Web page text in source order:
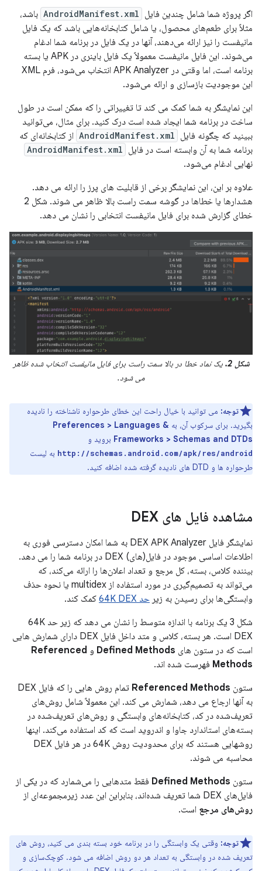
اگر پروژه شما شامل چندین فایل AndroidManifest.xml باشد،
مثلاً برای طعم‌های محصول، یا شامل کتابخانه‌هایی باشد که یک فایل
مانیفست را نیز ارائه می‌دهند، آنها در یک فایل در برنامه شما ادغام
می‌شوند. این فایل مانیفست معمولاً یک فایل باینری در APK یا بسته
برنامه است، اما وقتی در APK Analyzer انتخاب می‌شود، فرم XML
این موجودیت بازسازی و ارائه می‌شود.
این نمایشگر به شما کمک می کند تا تغییراتی را که ممکن است در طول
ساخت در برنامه شما ایجاد شده است درک کنید. برای مثال، می‌توانید
ببینید که چگونه فایل AndroidManifest.xml از کتابخانه‌ای که
برنامه شما به آن وابسته است در فایل AndroidManifest.xml
نهایی ادغام می‌شود.
علاوه بر این، این نمایشگر برخی از قابلیت های پرز را ارائه می دهد.
هشدارها یا خطاها در گوشه سمت راست بالا ظاهر می شوند. شکل 2
خطای گزارش شده برای فایل مانیفست انتخابی را نشان می دهد.
شکل 2.
یک نماد خطا در بالا سمت راست برای فایل مانیفست انتخاب شده ظاهر
می شود.
توجه: می توانید با خیال راحت این خطای طرحواره ناشناخته را نادیده
بگیرید. برای سرکوب آن، به Preferences > Languages ​​&
Frameworks > Schemas and DTDs بروید و
http://schemas.android.com/apk/res/android به لیست
طرحواره ها و DTD های نادیده گرفته شده اضافه کنید.
مشاهده فایل های DEX
نمایشگر فایل DEX APK Analyzer به شما امکان دسترسی فوری به
اطلاعات اساسی موجود در فایل(های) DEX در برنامه شما را می دهد.
بیننده کلاس، بسته، کل مرجع و تعداد اعلان‌ها را ارائه می‌کند، که
می‌تواند به تصمیم‌گیری در مورد استفاده از multidex یا نحوه حذف
وابستگی‌ها برای رسیدن به زیر حد 64K DEX
کمک کند.
شکل 3 یک برنامه با اندازه متوسط ​​را نشان می دهد که زیر حد 64K
DEX است. هر بسته، کلاس و متد داخل فایل DEX دارای شمارش هایی
است که در ستون های Defined Methods و Referenced
Methods فهرست شده اند.
ستون Referenced Methods
تمام روش هایی را که فایل DEX
به آنها ارجاع می دهد، شمارش می کند. این معمولاً شامل روش‌های
تعریف‌شده در کد، کتابخانه‌های وابستگی و روش‌های تعریف‌شده در
بسته‌های استاندارد جاوا و اندروید است که کد استفاده می‌کند. اینها
روشهایی هستند که برای محدودیت روش 64K در هر فایل DEX
محاسبه می شوند.
ستون Defined Methods فقط متدهایی را می‌شمارد که در یکی از
فایل‌های DEX شما تعریف شده‌اند، بنابراین این عدد زیرمجموعه‌ای از
روش‌های مرجع است.
توجه: وقتی یک وابستگی را در برنامه خود بسته بندی می کنید، روش های
تعریف شده در وابستگی به تعداد هر دو روش اضافه می شود. کوچک‌سازی و